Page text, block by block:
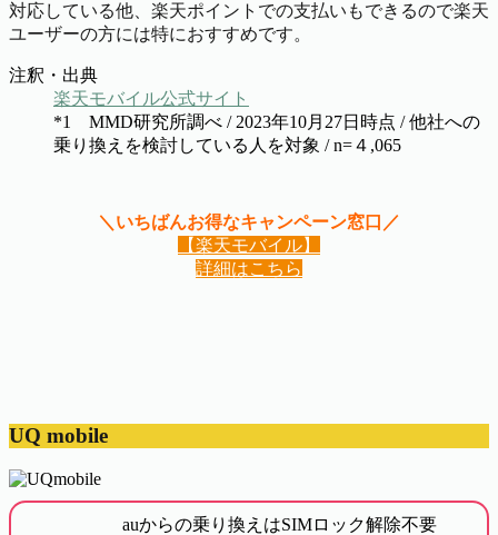
対応している他、楽天ポイントでの支払いもできるので楽天
ユーザーの方には特におすすめです。
注釈・出典
楽天モバイル公式サイト
*1 MMD研究所調べ / 2023年10月27日時点 / 他社への
乗り換えを検討している人を対象 / n=４,065
＼いちばんお得なキャンペーン窓口／
【楽天モバイル】
詳細はこちら
UQ mobile
auからの乗り換えはSIMロック解除不要